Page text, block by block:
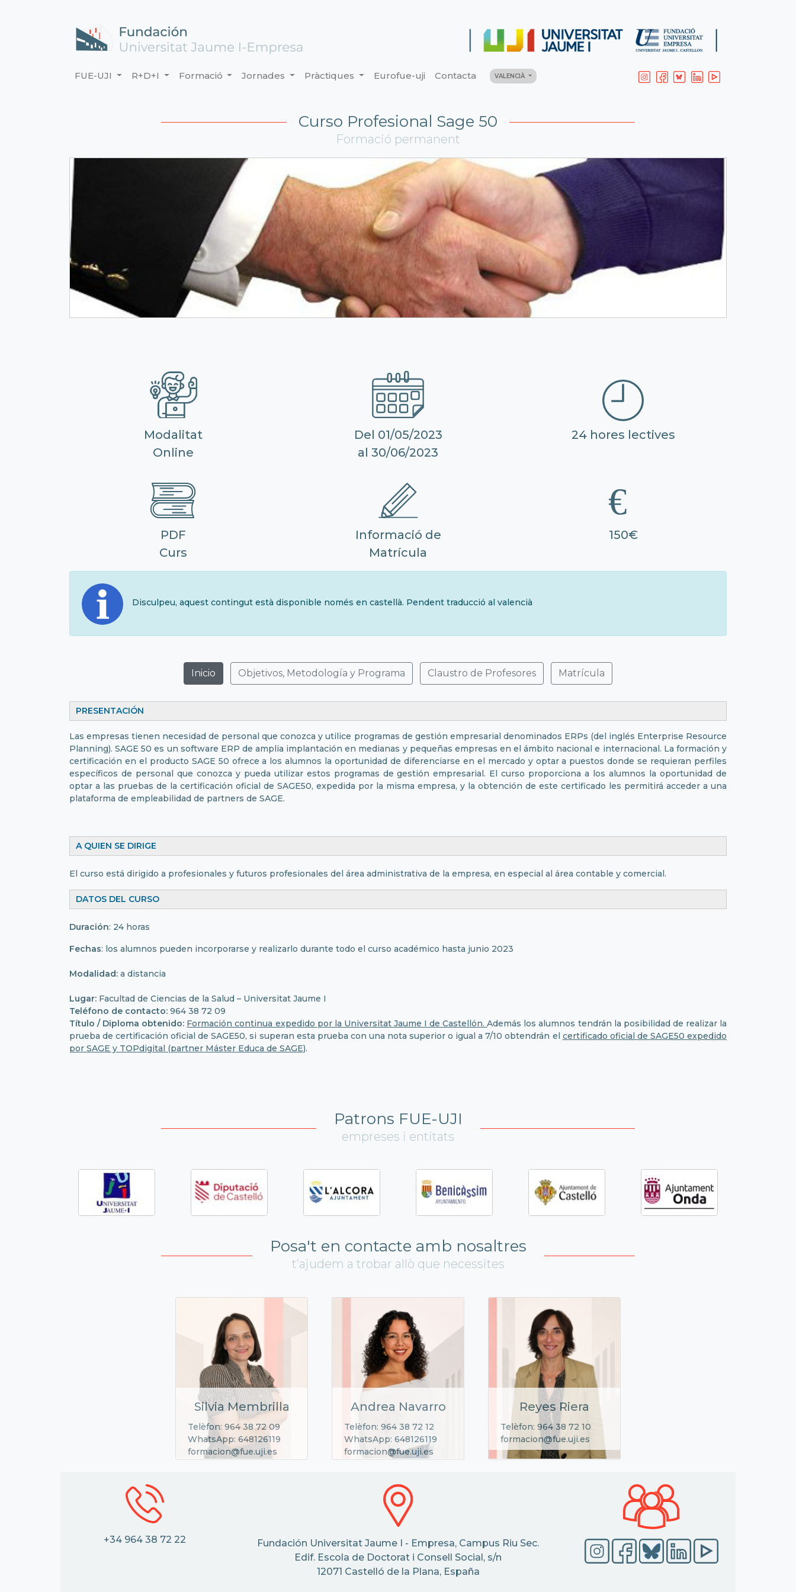
FUE-UJI R+D+I Formació Jornades Pràctiques Eurofue-uji Contacta VALENCIÀ
Curso Profesional Sage 50
Formació permanent
Modalitat
Online
Del 01/05/2023
al 30/06/2023
24 hores lectives
PDF
Curs
Informació de
Matrícula
150€
Disculpeu, aquest contingut està disponible només en castellà. Pendent traducció al valencià
Inicio Objetivos, Metodología y Programa Claustro de Profesores Matrícula
PRESENTACIÓN
Las empresas tienen necesidad de personal que conozca y utilice programas de gestión empresarial denominados ERPs (del inglés Enterprise Resource
Planning). SAGE 50 es un software ERP de amplia implantación en medianas y pequeñas empresas en el ámbito nacional e internacional. La formación y
certificación en el producto SAGE 50 ofrece a los alumnos la oportunidad de diferenciarse en el mercado y optar a puestos donde se requieran perfiles
específicos de personal que conozca y pueda utilizar estos programas de gestión empresarial. El curso proporciona a los alumnos la oportunidad de
optar a las pruebas de la certificación oficial de SAGE50, expedida por la misma empresa, y la obtención de este certificado les permitirá acceder a una
plataforma de empleabilidad de partners de SAGE.
A QUIEN SE DIRIGE
El curso está dirigido a profesionales y futuros profesionales del área administrativa de la empresa, en especial al área contable y comercial.
DATOS DEL CURSO
Duración: 24 horas
Fechas: los alumnos pueden incorporarse y realizarlo durante todo el curso académico hasta junio 2023
Modalidad: a distancia
Lugar: Facultad de Ciencias de la Salud – Universitat Jaume I
Teléfono de contacto: 964 38 72 09
Título / Diploma obtenido: Formación continua expedido por la Universitat Jaume I de Castellón.Además los alumnos tendrán la posibilidad de realizar la
prueba de certificación oficial de SAGE50, si superan esta prueba con una nota superior o igual a 7/10 obtendrán el certificado oficial de SAGE50 expedido
por SAGE y TOPdigital (partner Máster Educa de SAGE).
Patrons FUE-UJI
empreses i entitats
Posa't en contacte amb nosaltres
t’ajudem a trobar allò que necessites
Silvia Membrilla
Telèfon: 964 38 72 09
WhatsApp: 648126119
formacion@fue.uji.es
Andrea Navarro
Telèfon: 964 38 72 12
WhatsApp: 648126119
formacion@fue.uji.es
Reyes Riera
Telèfon: 964 38 72 10
formacion@fue.uji.es
+34 964 38 72 22
Fundación Universitat Jaume I - Empresa, Campus Riu Sec.
Edif. Escola de Doctorat i Consell Social, s/n
12071 Castelló de la Plana, España